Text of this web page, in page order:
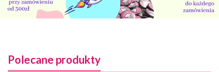
Polecane produkty